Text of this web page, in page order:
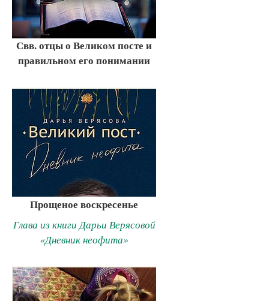
Свв. отцы о Великом посте и
правильном его понимании
Прощеное воскресенье
Глава из книги Дарьи Верясовой
«Дневник неофита»